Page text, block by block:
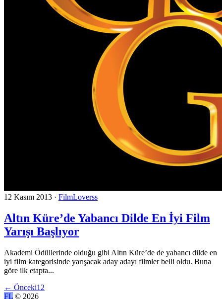
12 Kasım 2013 · FilmLoverss
Altın Küre’de Yabancı Dilde En İyi Film
Yarışı Başlıyor
Akademi Ödüllerinde olduğu gibi Altın Küre’de de yabancı dilde en
iyi film kategorisinde yarışacak aday adayı filmler belli oldu. Buna
göre ilk etapta...
← Önceki1 2
FL © 2026